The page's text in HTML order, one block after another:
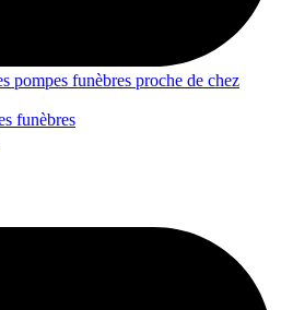
pompes funèbres proche de chez
funèbres